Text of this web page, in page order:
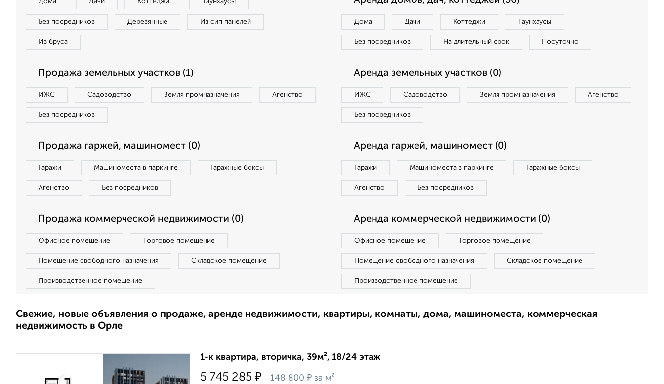
Дома Дачи Коттеджи Таунхаусы
Без посредников Деревянные Из сип панелей
Из бруса
Дома Дачи Коттеджи Таунхаусы
Без посредников На длительный срок Посуточно
Продажа земельных участков (1)
ИЖС Садоводство Земля промназначения Агенство
Без посредников
Аренда земельных участков (0)
ИЖС Садоводство Земля промназначения Агенство
Без посредников
Продажа гаржей, машиномест (0)
Гаражи Машиноместа в паркинге Гаражные боксы
Агенство Без посредников
Аренда гаржей, машиномест (0)
Гаражи Машиноместа в паркинге Гаражные боксы
Агенство Без посредников
Продажа коммерческой недвижимости (0)
Офисное помещение Торговое помещение
Помещение свободного назначения Складское помещение
Производственное помещение
Аренда коммерческой недвижимости (0)
Офисное помещение Торговое помещение
Помещение свободного назначения Складское помещение
Производственное помещение
Свежие, новые объявления о продаже, аренде недвижимости, квартиры, комнаты, дома, машиноместа, коммерческая
недвижимость в Орле
1-к квартира, вторичка, 39м², 18/24 этаж
5 745 285 ₽ 148 800 ₽ за м²